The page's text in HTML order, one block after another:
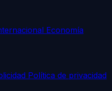
Economía
Política de privacidad